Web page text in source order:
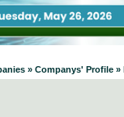
» Companys' Profile »